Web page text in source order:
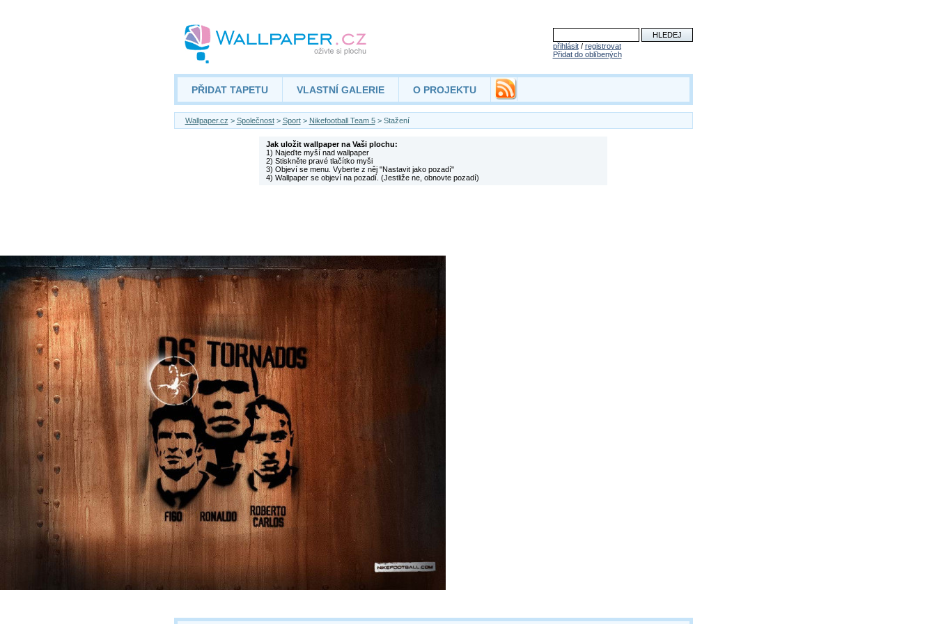
přihlásit/ registrovat
Přidat do oblíbených
PŘIDAT TAPETU VLASTNÍ GALERIE O PROJEKTU
Wallpaper.cz > Společnost> Sport> Nikefootball Team 5> Stažení
Jak uložit wallpaper na Vaši plochu:
1) Najeďte myší nad wallpaper
2) Stiskněte pravé tlačítko myši
3) Objeví se menu. Vyberte z něj "Nastavit jako pozadí"
4) Wallpaper se objeví na pozadí. (Jestliže ne, obnovte pozadí)